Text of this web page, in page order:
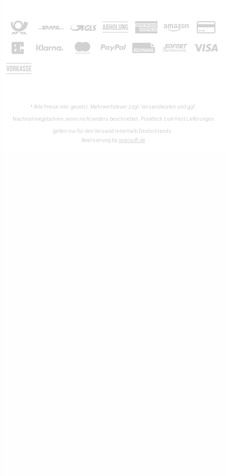
* Alle Preise inkl. gesetzl. Mehrwertsteuer zzgl. Versandkosten und ggf.
Nachnahmegebühren, wenn nicht anders beschrieben. Pünktlich zum Fest Lieferungen
gelten nur für den Versand innerhalb Deutschlands.
Realisierung by sewisoft.de